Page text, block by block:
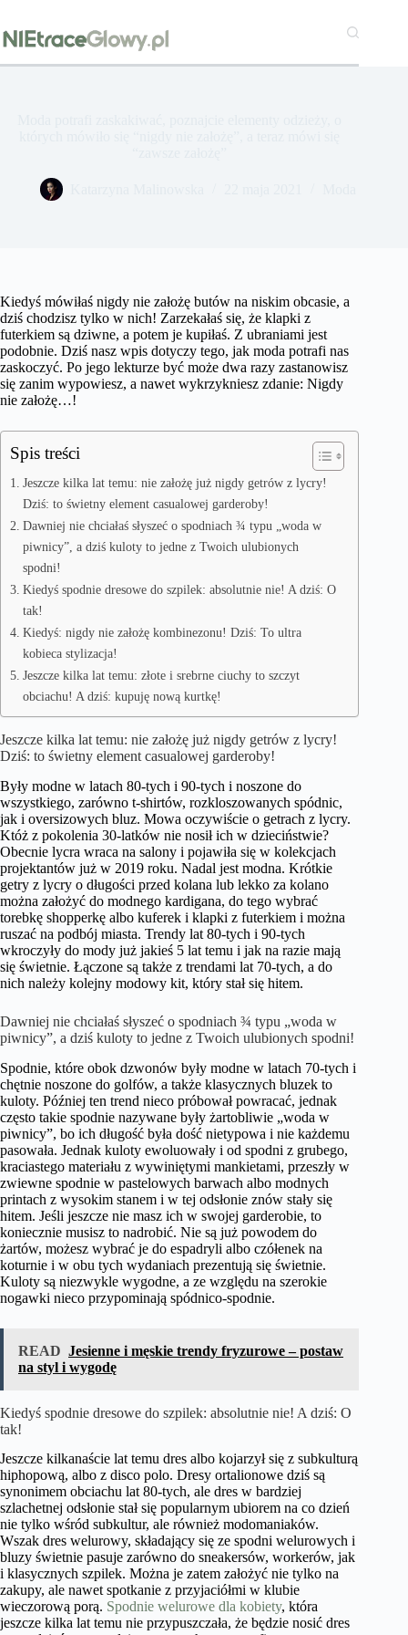
treści
Kiedyś mówiłaś nigdy nie założę butów na niskim obcasie, a
dziś chodzisz tylko w nich! Zarzekałaś się, że klapki z
futerkiem są dziwne, a potem je kupiłaś. Z ubraniami jest
podobnie. Dziś nasz wpis dotyczy tego, jak moda potrafi nas
zaskoczyć. Po jego lekturze być może dwa razy zastanowisz
się zanim wypowiesz, a nawet wykrzykniesz zdanie: Nigdy
nie założę…!
Spis treści
Jeszcze kilka lat temu: nie założę już nigdy getrów z lycry!
Dziś: to świetny element casualowej garderoby!
Dawniej nie chciałaś słyszeć o spodniach ¾ typu „woda w
piwnicy”, a dziś kuloty to jedne z Twoich ulubionych
spodni!
Kiedyś spodnie dresowe do szpilek: absolutnie nie! A dziś: O
tak!
Kiedyś: nigdy nie założę kombinezonu! Dziś: To ultra
kobieca stylizacja!
Jeszcze kilka lat temu: złote i srebrne ciuchy to szczyt
obciachu! A dziś: kupuję nową kurtkę!
Jeszcze kilka lat temu: nie założę już nigdy getrów z lycry!
Dziś: to świetny element casualowej garderoby!
Były modne w latach 80-tych i 90-tych i noszone do
wszystkiego, zarówno t-shirtów, rozkloszowanych spódnic,
jak i oversizowych bluz. Mowa oczywiście o getrach z lycry.
Któż z pokolenia 30-latków nie nosił ich w dzieciństwie?
Obecnie lycra wraca na salony i pojawiła się w kolekcjach
projektantów już w 2019 roku. Nadal jest modna. Krótkie
getry z lycry o długości przed kolana lub lekko za kolano
można założyć do modnego kardigana, do tego wybrać
torebkę shopperkę albo kuferek i klapki z futerkiem i można
ruszać na podbój miasta. Trendy lat 80-tych i 90-tych
wkroczyły do mody już jakieś 5 lat temu i jak na razie mają
się świetnie. Łączone są także z trendami lat 70-tych, a do
nich należy kolejny modowy kit, który stał się hitem.
Dawniej nie chciałaś słyszeć o spodniach ¾ typu „woda w
piwnicy”, a dziś kuloty to jedne z Twoich ulubionych spodni!
Spodnie, które obok dzwonów były modne w latach 70-tych i
chętnie noszone do golfów, a także klasycznych bluzek to
kuloty. Później ten trend nieco próbował powracać, jednak
często takie spodnie nazywane były żartobliwie „woda w
piwnicy”, bo ich długość była dość nietypowa i nie każdemu
pasowała. Jednak kuloty ewoluowały i od spodni z grubego,
kraciastego materiału z wywiniętymi mankietami, przeszły w
zwiewne spodnie w pastelowych barwach albo modnych
printach z wysokim stanem i w tej odsłonie znów stały się
hitem. Jeśli jeszcze nie masz ich w swojej garderobie, to
koniecznie musisz to nadrobić. Nie są już powodem do
żartów, możesz wybrać je do espadryli albo czółenek na
koturnie i w obu tych wydaniach prezentują się świetnie.
Kuloty są niezwykle wygodne, a ze względu na szerokie
nogawki nieco przypominają spódnico-spodnie.
READ Jesienne i męskie trendy fryzurowe – postaw
na styl i wygodę
Kiedyś spodnie dresowe do szpilek: absolutnie nie! A dziś: O
tak!
Jeszcze kilkanaście lat temu dres albo kojarzył się z subkulturą
hiphopową, albo z disco polo. Dresy ortalionowe dziś są
synonimem obciachu lat 80-tych, ale dres w bardziej
szlachetnej odsłonie stał się popularnym ubiorem na co dzień
nie tylko wśród subkultur, ale również modomaniaków.
Wszak dres welurowy, składający się ze spodni welurowych i
bluzy świetnie pasuje zarówno do sneakersów, workerów, jak
i klasycznych szpilek. Można je zatem założyć nie tylko na
zakupy, ale nawet spotkanie z przyjaciółmi w klubie
wieczorową porą. Spodnie welurowe dla kobiety, która
jeszcze kilka lat temu nie przypuszczała, że będzie nosić dres